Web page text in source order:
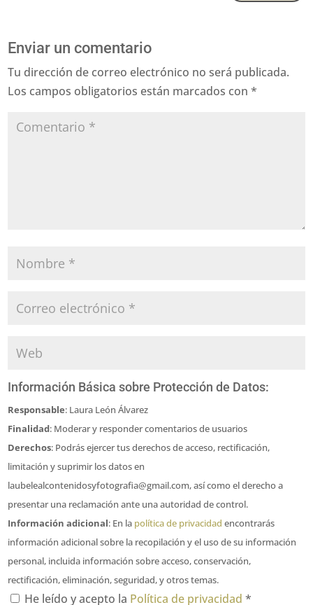
Enviar un comentario
Tu dirección de correo electrónico no será publicada.
Los campos obligatorios están marcados con*
Información Básica sobre Protección de Datos:
Responsable: Laura León Álvarez
Finalidad: Moderar y responder comentarios de usuarios
Derechos: Podrás ejercer tus derechos de acceso, rectificación,
limitación y suprimir los datos en
laubelealcontenidosyfotografia@gmail.com, así como el derecho a
presentar una reclamación ante una autoridad de control.
Información adicional: En la política de privacidad encontrarás
información adicional sobre la recopilación y el uso de su información
personal, incluida información sobre acceso, conservación,
rectificación, eliminación, seguridad, y otros temas.
He leído y acepto la Política de privacidad*